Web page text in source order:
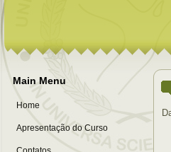
Main Menu
Home
Apresentação do Curso